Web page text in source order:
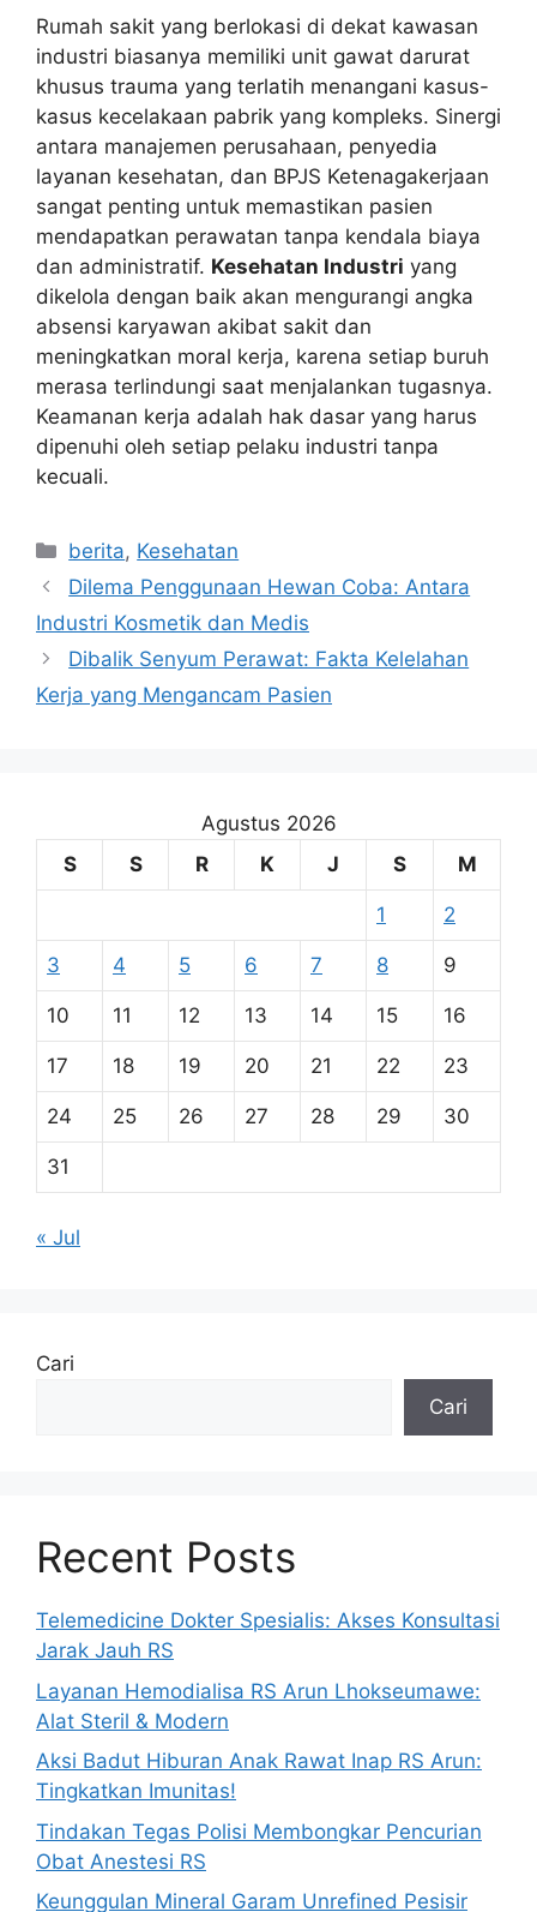
Rumah sakit yang berlokasi di dekat kawasan
industri biasanya memiliki unit gawat darurat
khusus trauma yang terlatih menangani kasus-
kasus kecelakaan pabrik yang kompleks. Sinergi
antara manajemen perusahaan, penyedia
layanan kesehatan, dan BPJS Ketenagakerjaan
sangat penting untuk memastikan pasien
mendapatkan perawatan tanpa kendala biaya
dan administratif. Kesehatan Industri yang
dikelola dengan baik akan mengurangi angka
absensi karyawan akibat sakit dan
meningkatkan moral kerja, karena setiap buruh
merasa terlindungi saat menjalankan tugasnya.
Keamanan kerja adalah hak dasar yang harus
dipenuhi oleh setiap pelaku industri tanpa
kecuali.
Kategori
berita, Kesehatan
Dilema Penggunaan Hewan Coba: Antara
Industri Kosmetik dan Medis
Dibalik Senyum Perawat: Fakta Kelelahan
Kerja yang Mengancam Pasien
Agustus 2026
S
S R K J S M
1 2
3 4 5 6 7 8 9
10 11 12 13 14 15 16
17 18 19 20 21 22 23
24 25 26 27 28 29 30
31
« Jul
Cari
Cari
Recent Posts
Telemedicine Dokter Spesialis: Akses Konsultasi
Jarak Jauh RS
Layanan Hemodialisa RS Arun Lhokseumawe:
Alat Steril & Modern
Aksi Badut Hiburan Anak Rawat Inap RS Arun:
Tingkatkan Imunitas!
Tindakan Tegas Polisi Membongkar Pencurian
Obat Anestesi RS
Keunggulan Mineral Garam Unrefined Pesisir